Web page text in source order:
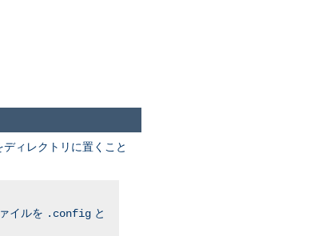
ィレクトリに置くこと
イルを .config と